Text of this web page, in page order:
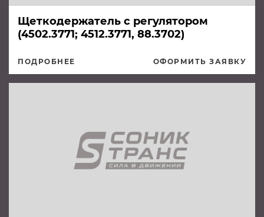
Щеткодержатель с регулятором
(4502.3771; 4512.3771, 88.3702)
ПОДРОБНЕЕ ОФОРМИТЬ ЗАЯВКУ